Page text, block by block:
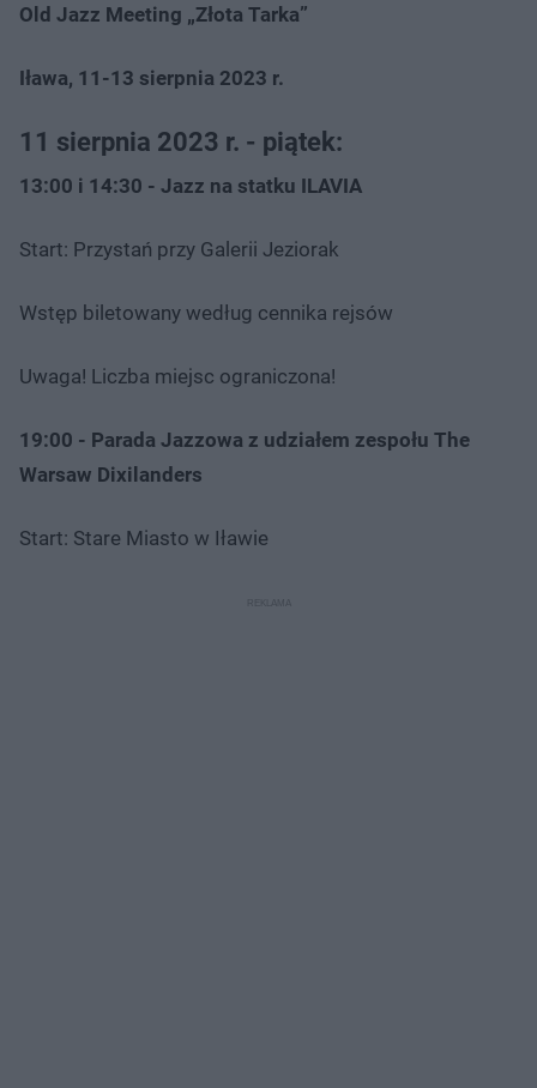
Old Jazz Meeting „Złota Tarka”
Iława, 11-13 sierpnia 2023 r.
11 sierpnia 2023 r. - piątek:
13:00 i 14:30 - Jazz na statku ILAVIA
Start: Przystań przy Galerii Jeziorak
Wstęp biletowany według cennika rejsów
Uwaga! Liczba miejsc ograniczona!
19:00 - Parada Jazzowa z udziałem zespołu The
Warsaw Dixilanders
Start: Stare Miasto w Iławie